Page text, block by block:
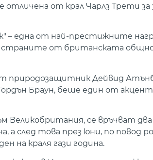
от крал Чарлз Трети за
– една от най-престижните
страните от британската
природозащитник Дейвид
Браун, беше един от
Великобритания, се връчват
а след това през юни, по повод
на краля гази година.